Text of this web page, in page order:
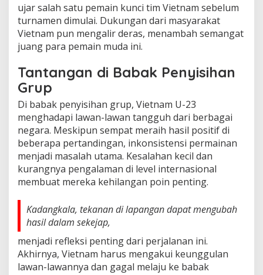
ujar salah satu pemain kunci tim Vietnam sebelum
turnamen dimulai. Dukungan dari masyarakat
Vietnam pun mengalir deras, menambah semangat
juang para pemain muda ini.
Tantangan di Babak Penyisihan
Grup
Di babak penyisihan grup, Vietnam U-23
menghadapi lawan-lawan tangguh dari berbagai
negara. Meskipun sempat meraih hasil positif di
beberapa pertandingan, inkonsistensi permainan
menjadi masalah utama. Kesalahan kecil dan
kurangnya pengalaman di level internasional
membuat mereka kehilangan poin penting.
Kadangkala, tekanan di lapangan dapat mengubah
hasil dalam sekejap,
menjadi refleksi penting dari perjalanan ini.
Akhirnya, Vietnam harus mengakui keunggulan
lawan-lawannya dan gagal melaju ke babak